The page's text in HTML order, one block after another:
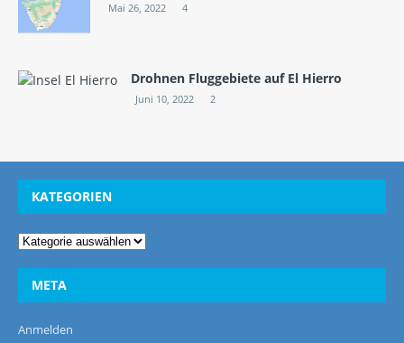
Mai 26, 2022 4
Drohnen Fluggebiete auf El Hierro
Juni 10, 2022 2
KATEGORIEN
META
Anmelden